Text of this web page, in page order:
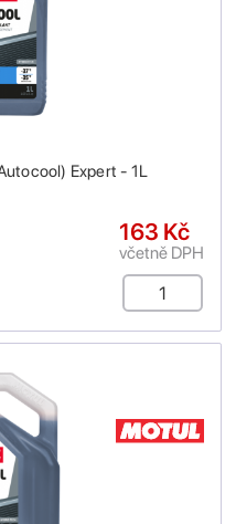
Expert - 1L
163 Kč
včetně DPH